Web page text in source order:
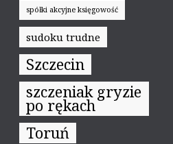
spółki akcyjne księgowość
sudoku trudne
Szczecin
szczeniak gryzie
po rękach
Toruń